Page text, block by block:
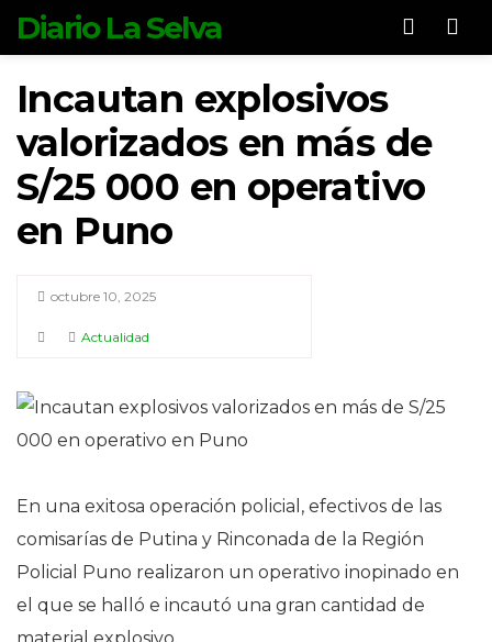
Diario La Selva
Incautan explosivos
valorizados en más de
S/25 000 en operativo
en Puno
octubre 10, 2025
Actualidad
En una exitosa operación policial, efectivos de las
comisarías de Putina y Rinconada de la Región
Policial Puno realizaron un operativo inopinado en
el que se halló e incautó una gran cantidad de